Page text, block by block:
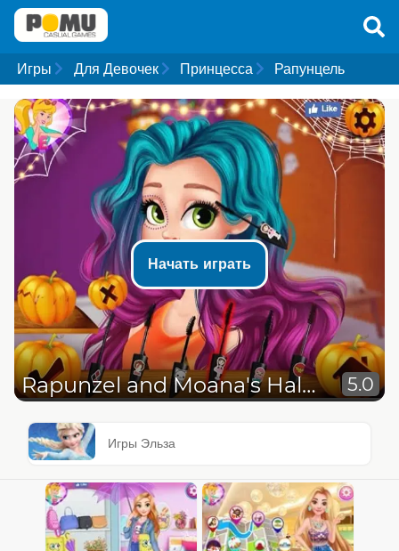
Игры Для Девочек Принцесса Рапунцель
Начать играть
Rapunzel and Moana's Halloween Party 5.0
Игры Эльза